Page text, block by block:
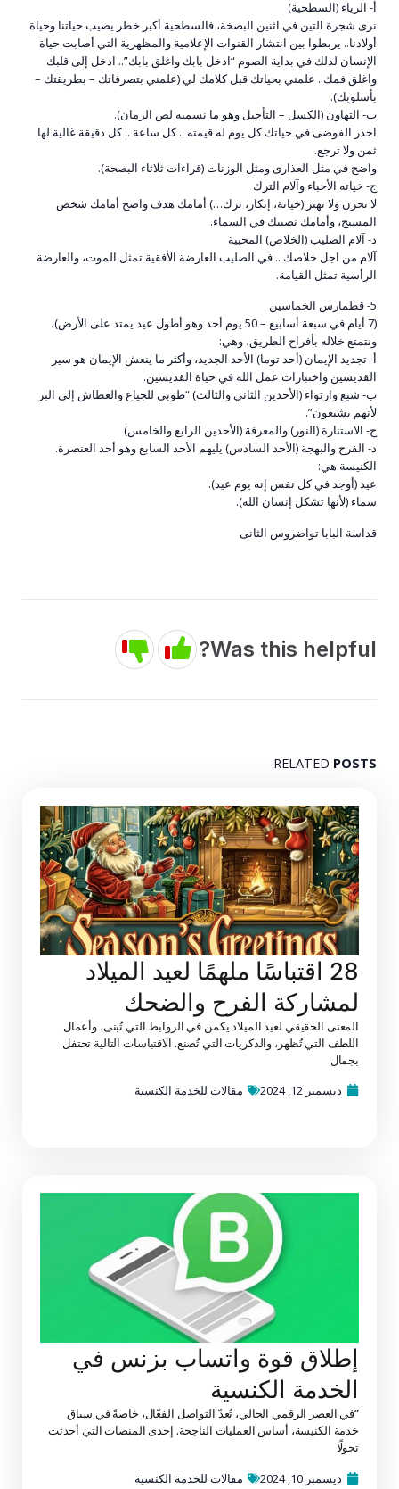
أ- الرياء (السطحية)
نرى شجرة التين في اثنين البصخة، فالسطحية أكبر خطر يصيب حياتنا وحياة
أولادنا.. يربطوا بين انتشار القنوات الإعلامية والمظهرية التي أصابت حياة
الإنسان لذلك في بداية الصوم “ادخل بابك واغلق بابك”.. ادخل إلى قلبك
واغلق فمك.. علمني بحياتك قبل كلامك لي (علمني بتصرفاتك – بطريقتك –
بأسلوبك).
ب- التهاون (الكسل – التأجيل وهو ما نسميه لص الزمان).
احذر الفوضى في حياتك كل يوم له قيمته .. كل ساعة .. كل دقيقة غالية لها
ثمن ولا ترجع.
واضح في مثل العذارى ومثل الوزنات (قراءات ثلاثاء البصحة).
ج- خياته الأحباء وآلام الترك
لا تحزن ولا تهتز (خيانة، إنكار، ترك…) أمامك هدف واضح أمامك شخص
المسيح، وأمامك نصيبك في السماء.
د- آلام الصليب (الخلاص) المحيية
آلام من اجل خلاصك .. في الصليب العارضة الأفقية تمثل الموت، والعارضة
الرأسية تمثل القيامة.
5- قطمارس الخماسين
(7 أيام في سبعة أسابيع – 50 يوم أحد وهو أطول عيد يمتد على الأرض)،
ونتمتع خلاله بأفراح الطريق، وهي:
أ- تجديد الإيمان (أحد توما) الأحد الجديد، وأكثر ما ينعش الإيمان هو سير
القديسين واختبارات عمل الله في حياة القديسين.
ب- شبع وارتواء (الأحدين الثاني والثالث) “طوبي للجياع والعطاش إلى البر
لأنهم يشبعون”.
ج- الاستنارة (النور) والمعرفة (الأحدين الرابع والخامس)
د- الفرح والبهجة (الأحد السادس) يليهم الأحد السابع وهو أحد العنصرة.
الكنيسة هي:
عيد (أوجد في كل نفس إنه يوم عيد).
سماء (لأنها تشكل إنسان الله).
قداسة البابا تواضروس الثانى
Was this helpful?
RELATED POSTS
28 اقتباسًا ملهمًا لعيد الميلاد
لمشاركة الفرح والضحك
المعنى الحقيقي لعيد الميلاد يكمن في الروابط التي تُبنى، وأعمال
اللطف التي تُظهر، والذكريات التي تُصنع. الاقتباسات التالية تحتفل
بجمال
ديسمبر 12, 2024
مقالات للخدمة الكنسية
إطلاق قوة واتساب بزنس في
الخدمة الكنسية
“في العصر الرقمي الحالي، تُعدّ التواصل الفعّال، خاصةً في سياق
خدمة الكنيسة، أساس العمليات الناجحة. إحدى المنصات التي أحدثت
تحولًا
ديسمبر 10, 2024
مقالات للخدمة الكنسية